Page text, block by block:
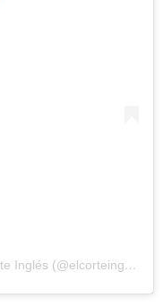
Una publicación compartida de El Corte Inglés (@elcorteingles)